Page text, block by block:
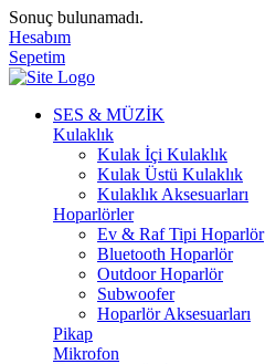
Sonuç bulunamadı.
Hesabım
Sepetim
SES & MÜZİK
Kulaklık
Kulak İçi Kulaklık
Kulak Üstü Kulaklık
Kulaklık Aksesuarları
Hoparlörler
Ev & Raf Tipi Hoparlör
Bluetooth Hoparlör
Outdoor Hoparlör
Subwoofer
Hoparlör Aksesuarları
Pikap
Mikrofon